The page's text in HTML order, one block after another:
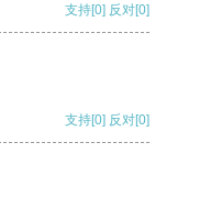
支持[0] 反对[0]
支持[0] 反对[0]